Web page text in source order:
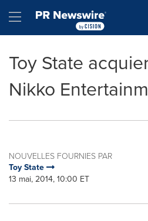
Hamburger menu
Toy State
Nikko
NOUVELLES FOURNIES PAR
Toy State
13 mai, 2014, 10:00 ET